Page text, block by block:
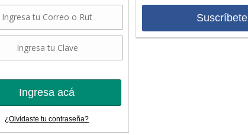
Ingresa acá
¿Olvidaste tu contraseña?
Suscríbete